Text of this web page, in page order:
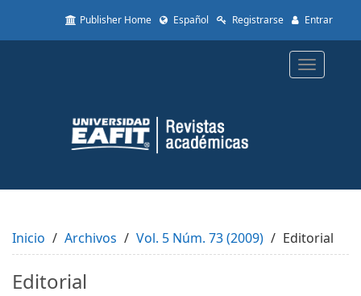
to
Content
Sidebar
Publisher Home Español Registrarse Entrar
Toggle
Inicio Archivos Vol. 5 Núm. 73 (2009) Editorial
Editorial